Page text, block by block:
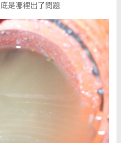
是哪裡出了問題